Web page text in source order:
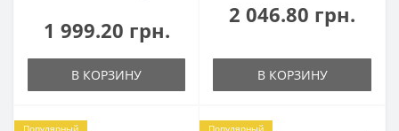
1 999.20 грн.
В КОРЗИНУ
2 046.80 грн.
В КОРЗИНУ